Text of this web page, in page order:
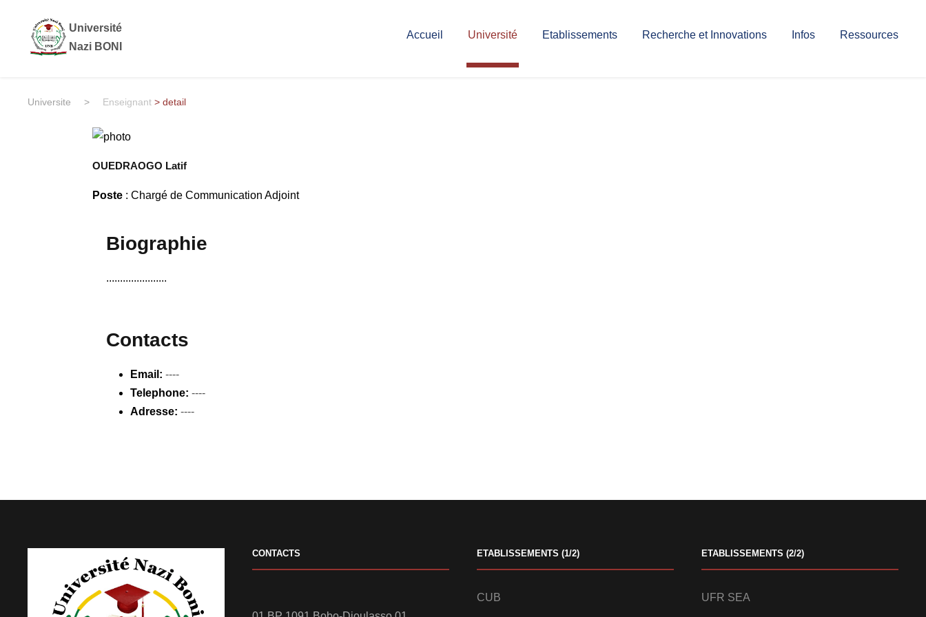
Université
Nazi BONI
Accueil Université Etablissements Recherche et Innovations Infos Ressources
Universite > Enseignant > detail
OUEDRAOGO Latif
Poste : Chargé de Communication Adjoint
Biographie
......................
Contacts
Email: ----
Telephone: ----
Adresse: ----
CONTACTS ETABLISSEMENTS (1/2)
CUB
ETABLISSEMENTS (2/2)
UFR SEA